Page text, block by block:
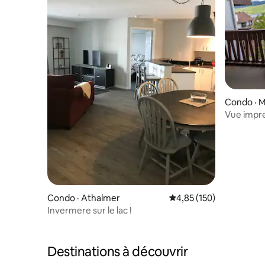
Condo · Athalmer Note moyenne de 4,85
4,85 (150)
Invermere sur le lac !
Condo ·
Vue
Destinations à découvrir